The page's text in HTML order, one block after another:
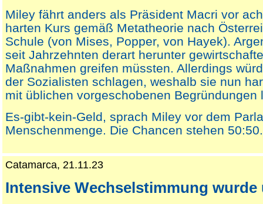
Miley fährt anders als Präsident Macri vor
harten Kurs gemäß Metatheorie nach
Schule (von Mises, Popper, von Hayek).
seit Jahrzehnten derart herunter
Maßnahmen greifen müssten. Allerdings
der Sozialisten schlagen, weshalb sie nun
mit üblichen vorgeschobenen
Es-gibt-kein-Geld, sprach Miley vor dem
Menschenmenge. Die Chancen stehen 50:50.
Catamarca, 21.11.23
Intensive Wechselstimmung wurde